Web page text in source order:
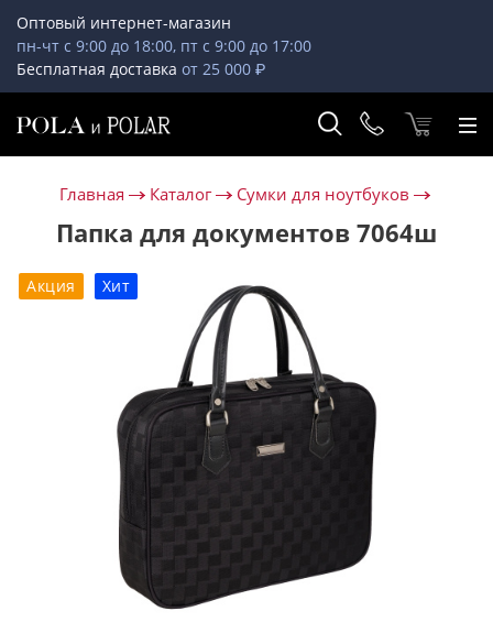
Оптовый интернет-магазин
пн-чт с 9:00 до 18:00, пт с 9:00 до 17:00
Бесплатная доставка от 25 000 ₽
Главная Каталог Сумки для ноутбуков
Папка для документов 7064ш
Акция Хит